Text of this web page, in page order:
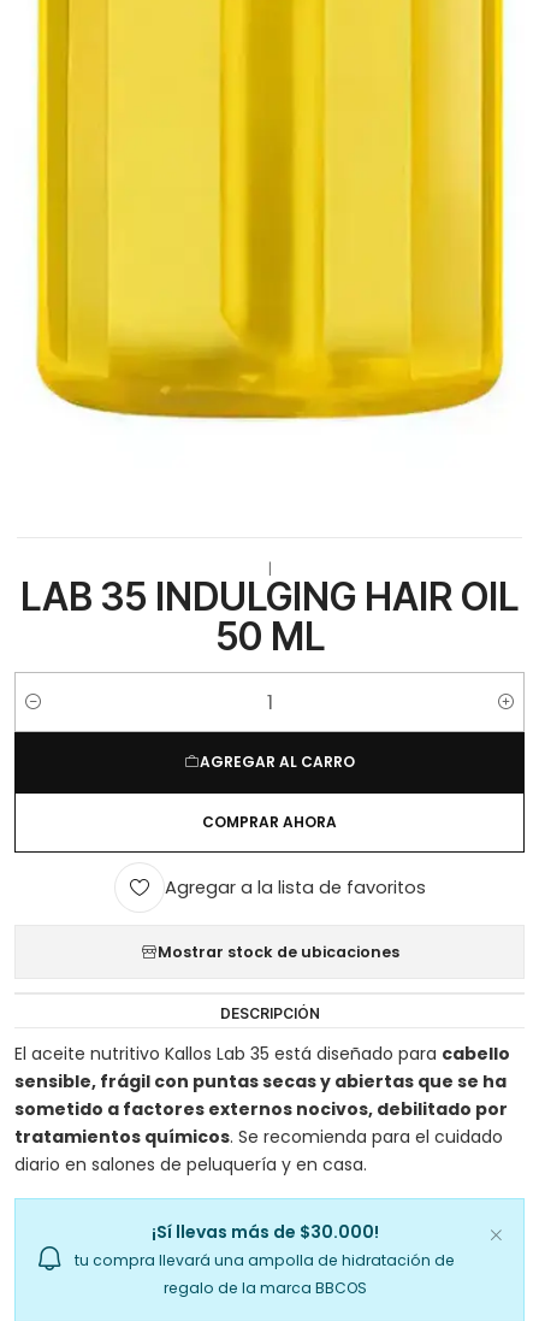
LAB 35 INDULGING HAIR OIL
50 ML
Cantidad
AGREGAR AL CARRO
COMPRAR AHORA
Agregar a la lista de favoritos
Mostrar stock de ubicaciones
DESCRIPCIÓN
El aceite nutritivo Kallos Lab 35 está diseñado para cabello
sensible, frágil con puntas secas y abiertas que se ha
sometido a factores externos nocivos, debilitado por
tratamientos químicos. Se recomienda para el cuidado
diario en salones de peluquería y en casa.
¡Sí llevas más de $30.000!
tu compra llevará una ampolla de hidratación de
regalo de la marca BBCOS